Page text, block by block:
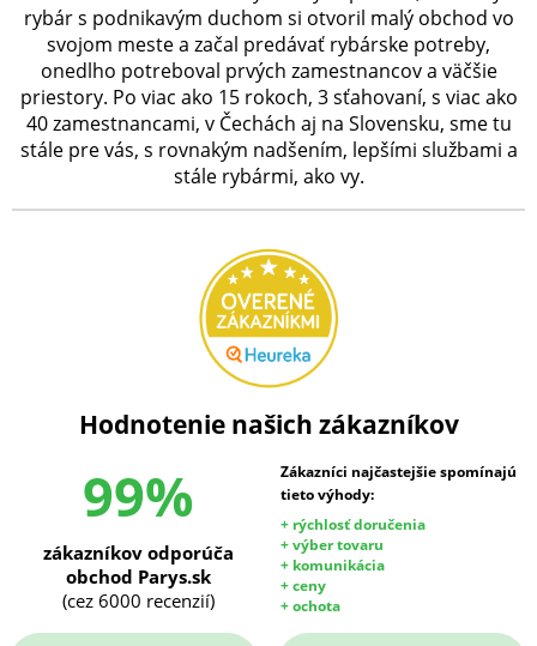
rybár s podnikavým duchom si otvoril malý obchod vo
svojom meste a začal predávať rybárske potreby,
onedlho potreboval prvých zamestnancov a väčšie
priestory. Po viac ako 15 rokoch, 3 sťahovaní, s viac ako
40 zamestnancami, v Čechách aj na Slovensku, sme tu
stále pre vás, s rovnakým nadšením, lepšími službami a
stále rybármi, ako vy.
Hodnotenie našich zákazníkov
99%
Zákazníci najčastejšie spomínajú
tieto výhody:
+ rýchlosť doručenia
+ výber tovaru
+ komunikácia
+ ceny
+ ochota
zákazníkov odporúča
obchod Parys.sk
(cez 6000 recenzií)